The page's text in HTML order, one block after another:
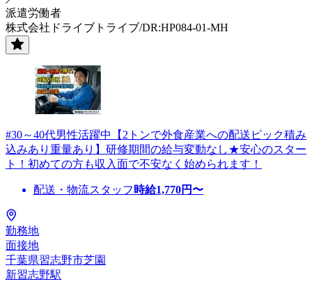
派遣労働者
株式会社ドライブトライブ/DR:HP084-01-MH
#30～40代男性活躍中【2トンで外食産業への配送ピック積み
込みあり重量あり】研修期間の給与変動なし★安心のスター
ト！初めての方も収入面で不安なく始められます！
配送・物流スタッフ 時給1,770円〜
勤務地
面接地
千葉県習志野市芝園
新習志野駅